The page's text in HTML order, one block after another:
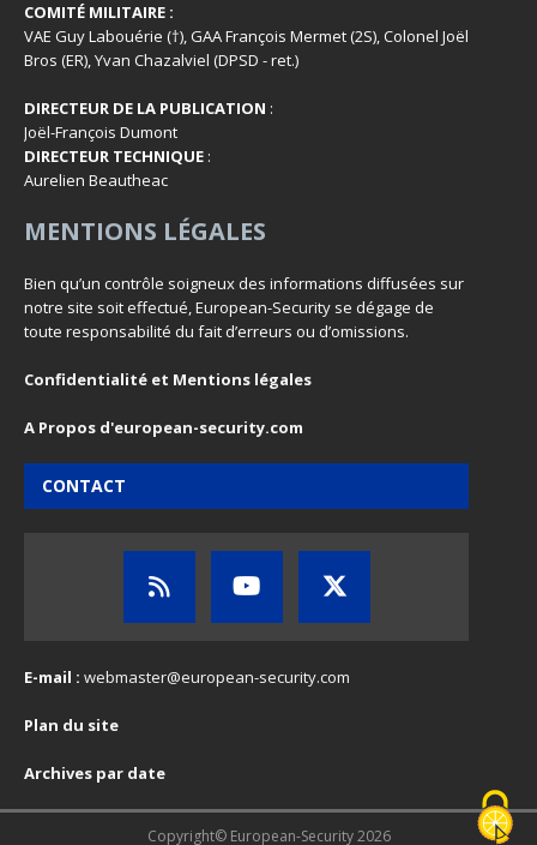
COMITÉ MILITAIRE :
VAE Guy Labouérie (†), GAA François Mermet (2S), Colonel Joël
Bros (ER), Yvan Chazalviel (DPSD - ret.)
DIRECTEUR DE LA PUBLICATION :
Joël-François Dumont
DIRECTEUR TECHNIQUE :
Aurelien Beautheac
MENTIONS LÉGALES
Bien qu’un contrôle soigneux des informations diffusées sur
notre site soit effectué, European-Security se dégage de
toute responsabilité du fait d’erreurs ou d’omissions.
Confidentialité et Mentions légales
A Propos d'european-security.com
CONTACT
E-mail : webmaster@european-security.com
Plan du site
Archives par date
Copyright© European-Security 2026